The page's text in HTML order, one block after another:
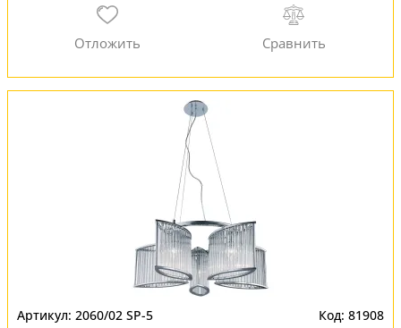
2060/02 SP-5 81908